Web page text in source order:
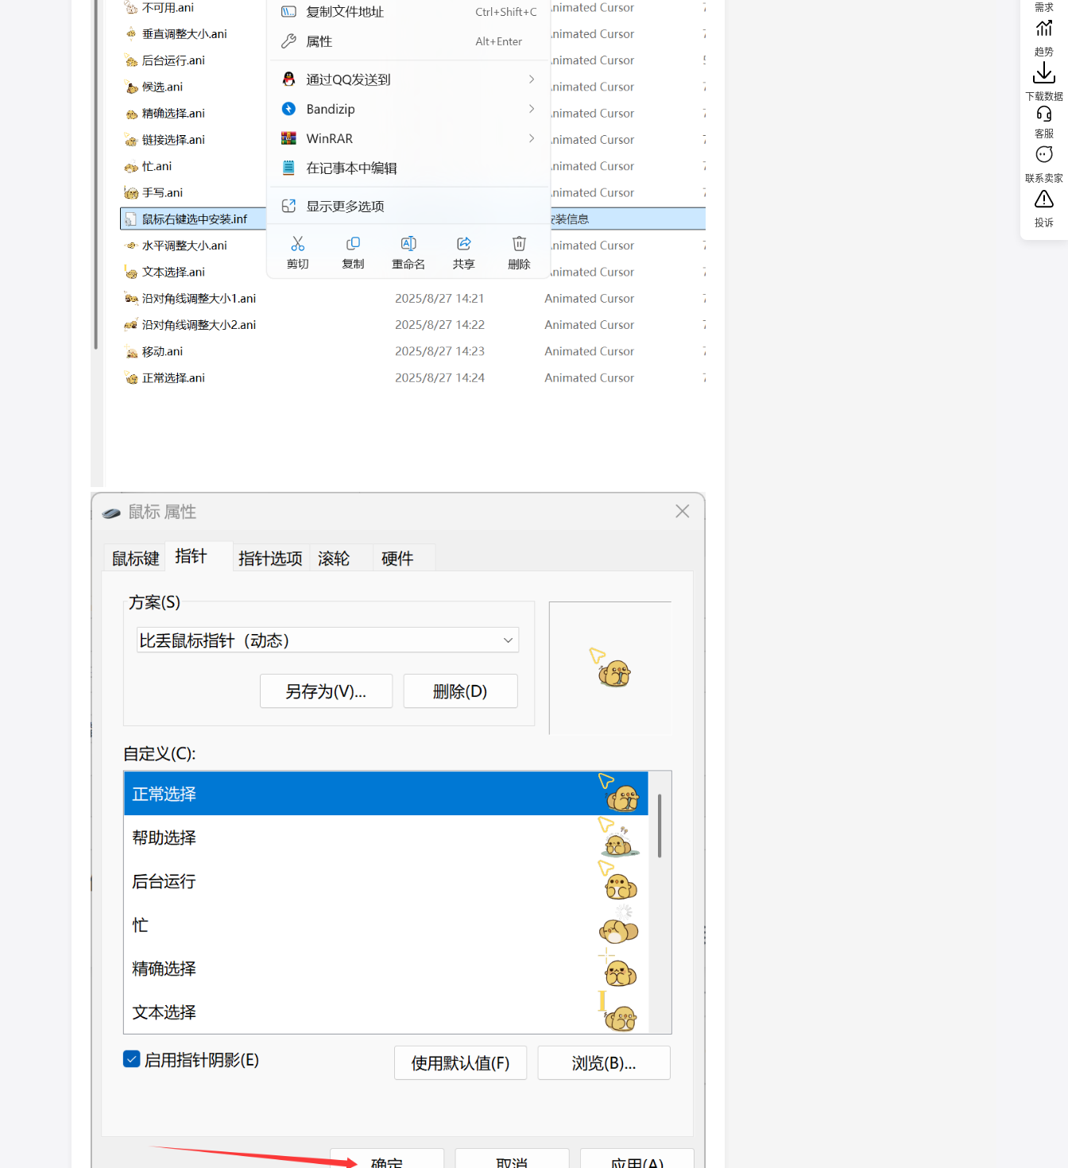
需求
趋势
下载数据
客服
联系卖家
投诉